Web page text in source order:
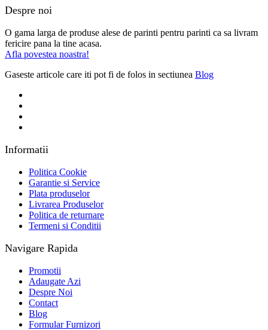
Despre noi
O gama larga de produse alese de parinti pentru parinti ca sa livram
fericire pana la tine acasa.
Afla povestea noastra!
Gaseste articole care iti pot fi de folos in sectiunea Blog
Informatii
Politica Cookie
Garantie si Service
Plata produselor
Livrarea Produselor
Politica de returnare
Termeni si Conditii
Navigare Rapida
Promotii
Adaugate Azi
Despre Noi
Contact
Blog
Formular Furnizori